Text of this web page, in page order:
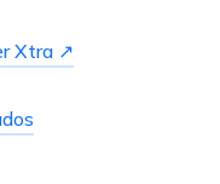
Xtra ↗